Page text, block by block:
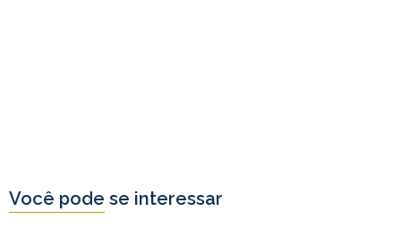
Você pode se interessar